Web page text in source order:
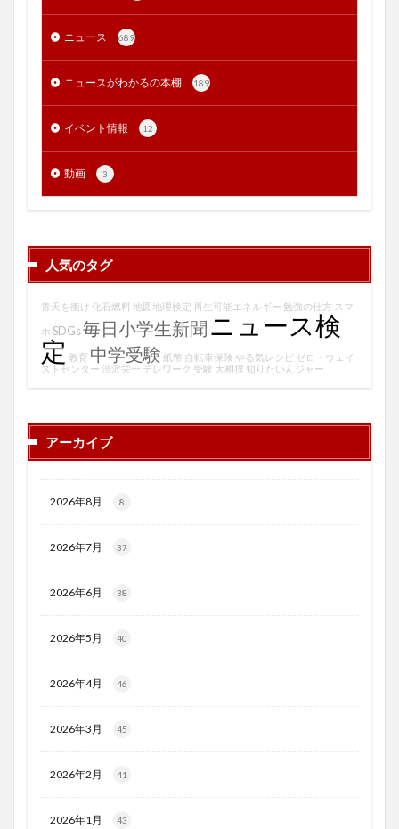
ニュース 689
ニュースがわかるの本棚 189
イベント情報 12
動画 3
人気のタグ
青天を衝け 化石燃料 地図地理検定 再生可能エネルギー 勉強の仕方 スマ
ホ SDGs毎日小学生新聞 ニュース検
定 教育 中学受験 紙幣 自転車保険 やる気レシピ ゼロ・ウェイ
ストセンター 渋沢栄一 テレワーク 受験 大相撲 知りたいんジャー
アーカイブ
2026年8月 8
2026年7月 37
2026年6月 38
2026年5月 40
2026年4月 46
2026年3月 45
2026年2月 41
2026年1月 43